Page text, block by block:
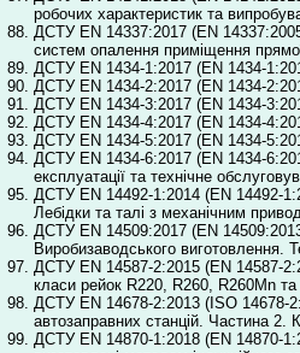
робочих характеристик та
ДСТУ EN 14337:2017 (EN
систем опалення приміщення
ДСТУ EN 1434-1:2017 (EN 1434-
ДСТУ EN 1434-2:2017 (EN 1434-
ДСТУ EN 1434-3:2017 (EN 1434-
ДСТУ EN 1434-4:2017 (EN 1434-
ДСТУ EN 1434-5:2017 (EN 1434-
ДСТУ EN 1434-6:2017 (EN 1434-
експлуатації та технічне
ДСТУ EN 14492-1:2014 (EN 14492-
Лебідки та талі з механічним
ДСТУ EN 14509:2017 (EN
Виробизаводського виготовлення.
ДСТУ EN 14587-2:2015 (EN 14587-
класи рейок R220, R260, R260Mn
ДСТУ EN 14678-2:2013 (ІSO 14678-
автозаправних станцій. Частина 2.
ДСТУ EN 14870-1:2018 (EN 14870-